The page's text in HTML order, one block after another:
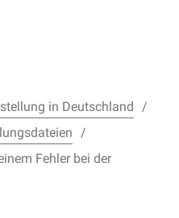
in Deutschland
Fehler bei der